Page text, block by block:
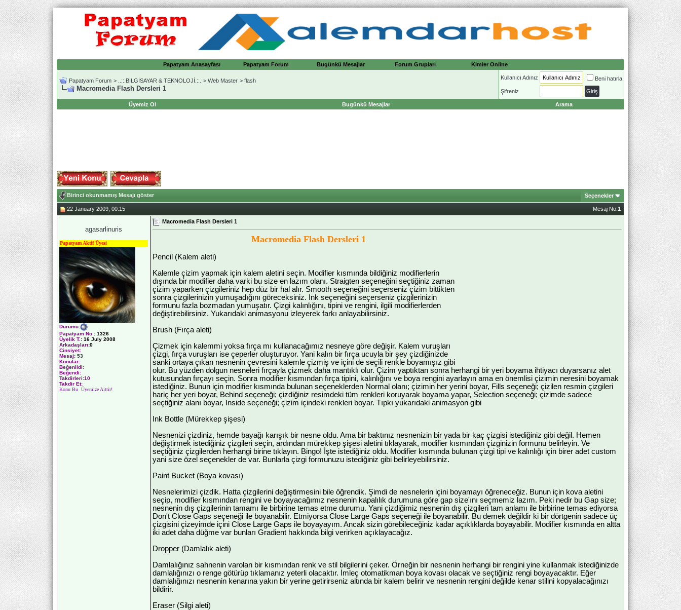
Papatyam Anasayfası Papatyam Forum Bugünkü Mesajlar Forum Grupları Kimler Online
Papatyam Forum > ..::.BİLGİSAYAR & TEKNOLOJİ.::. > Web Master > flash
Macromedia Flash Dersleri 1
Kullanıcı Adınız Beni hatırla
Şifreniz
Üyemiz Ol Bugünkü Mesajlar Arama
Birinci okunmamış Mesajı göster Seçenekler
22 January 2009, 00:15 Mesaj No:1
agasarlinuris
Papatyam Aktif Üyesi
Durumu:
Papatyam No : 1326
Üyelik T.: 16 July 2008
Arkadaşları:0
Cinsiyet:
Mesaj: 53
Konular:
Beğenildi:
Beğendi:
Takdirleri:10
Takdir Et:
Konu Bu Üyemize Aittir!
Macromedia Flash Dersleri 1
Macromedia Flash Dersleri 1
Pencil (Kalem aleti)
Kalemle çizim yapmak için kalem aletini seçin. Modifier kısmında bildiğiniz modifierlerin
dışında bir modifier daha varki bu size en lazım olanı. Straigten seçeneğini seçtiğiniz zaman
çizim yaparken çizgileriniz hep düz bir hal alır. Smooth seçeneğini seçerseniz çizim bittikten
sonra çizgilerinizin yumuşadığını göreceksiniz. Ink seçeneğini seçerseniz çizgilerinizin
formunu fazla bozmadan yumuşatır. Çizgi kalınlığını, tipini ve rengini, ilgili modifierlerden
değiştirebilirsiniz. Yukarıdaki animasyonu izleyerek farkı anlayabilirsiniz.
Brush (Fırça aleti)
Çizmek için kalemmi yoksa fırça mı kullanacağımız nesneye göre değişir. Kalem vuruşları
çizgi, fırça vuruşları ise çeperler oluşturuyor. Yani kalın bir fırça ucuyla bir şey çizdiğinizde
sanki ortaya çıkan nesnenin çevresini kalemle çizmiş ve içini de seçili renkle boyamışız gibi
olur. Bu yüzden dolgun nesneleri fırçayla çizmek daha mantıklı olur. Çizim yaptıktan sonra herhangi bir yeri boyama ihtiyacı duyarsanız alet
kutusundan fırçayı seçin. Sonra modifier kısmından fırça tipini, kalınlığını ve boya rengini ayarlayın ama en önemlisi çizimin neresini boyamak
istediğiniz. Bunun için modifier kısmında bulunan seçeneklerden Normal olanı; çizimin her yerini boyar, Fills seçeneği; çizilen resmin çizgileri
hariç her yeri boyar, Behind seçeneği; çizdiğiniz resimdeki tüm renkleri koruyarak boyama yapar, Selection seçeneği; çizimde sadece
seçtiğiniz alanı boyar, Inside seçeneği; çizim içindeki renkleri boyar. Tıpkı yukarıdaki animasyon gibi
Ink Bottle (Mürekkep şişesi)
Nesnenizi çizdiniz, hemde bayağı karışık bir nesne oldu. Ama bir baktınız nesnenizin bir yada bir kaç çizgisi istediğiniz gibi değil. Hemen
değiştirmek istediğiniz çizgileri seçin, ardından mürekkep şişesi aletini tıklayarak, modifier kısmından çizginizin formunu belirleyin. Ve
seçtiğiniz çizgilerden herhangi birine tıklayın. Bingo! İşte istediğiniz oldu. Modifier kısmında bulunan çizgi tipi ve kalınlığı için birer adet custom
yani size özel seçenekler de var. Bunlarla çizgi formunuzu istediğiniz gibi belirleyebilirsiniz.
Paint Bucket (Boya kovası)
Nesnelerimizi çizdik. Hatta çizgilerini değiştirmesini bile öğrendik. Şimdi de nesnelerin içini boyamayı öğreneceğiz. Bunun için kova aletini
seçip, modifier kısmından rengini ve boyayacağımız nesnenin kapalılık durumuna göre gap size'ını seçmemiz lazım. Peki nedir bu Gap size;
nesnenin dış çizgilerinin tamamı ile birbirine temas etme durumu. Yani çizdiğimiz nesnenin dış çizgileri tam anlamı ile birbirine temas ediyorsa
Don't Close Gaps seçeneği ile boyanabilir. Etmiyorsa Close Large Gaps seçeneği ile boyanabilir. Bu demek değildir ki bir dörtgenin sadece üç
çizgisini çizeyimde içini Close Large Gaps ile boyayayım. Ancak sizin görebileceğiniz kadar açıklıklarda boyayabilir. Modifier kısmında en altta
iki adet daha düğme var bunları Gradient hakkında bilgi verirken açıklayacağız.
Dropper (Damlalık aleti)
Damlalığınız sahnenin varolan bir kısmından renk ve stil bilgilerini çeker. Örneğin bir nesnenin herhangi bir rengini yine kullanmak istediğinizde
damlalığınızı o renge götürüp tıklamanız yeterli olacaktır. İmleç otomatikman boya kovası olacak ve seçtiğiniz rengi boyayacaktır. Eğer
damlalığınızı nesnenin kenarına yakın bir yerine getirirseniz altında bir kalem belirir ve nesnenin rengini değilde kenar stilini kopyalacağınızı
bildirir.
Eraser (Silgi aleti)